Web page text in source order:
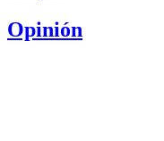
Opinión